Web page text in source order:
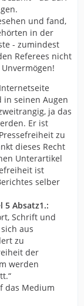
und fand,
in der
- zumindest
Referees nicht
seinen Augen
ja das
Er ist
zu
dieses Recht
Unterartikel
ist
selber
5 Absatz1.:
Schrift und
aus
zu
der
werden
das Medium